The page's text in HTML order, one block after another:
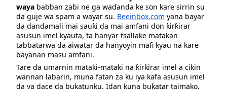
wayababban zaɓi ne ga waɗanda ke son kare sirrin su
da guje wa spam a wayar su. Beeinbox.com yana bayar
da dandamali mai sauƙi da mai amfani don ƙirƙirar
asusun imel kyauta, ta hanyar tsallake matakan
tabbatarwa da aiwatar da hanyoyin mafi kyau na kare
bayanan masu amfani.
Tare da umarnin mataki-mataki na ƙirƙirar imel a cikin
wannan labarin, muna fatan za ku iya kafa asusun imel
da ya dace da bukatunku. Idan kuna buƙatar taimako,